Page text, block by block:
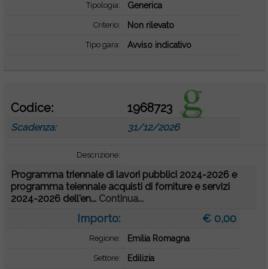
Tipologia: Generica
Criterio: Non rilevato
Tipo gara: Avviso indicativo
Codice: 1968723
Scadenza: 31/12/2026
Descrizione:
Programma triennale di lavori pubblici 2024-2026 e
programma teiennale acquisti di forniture e servizi
2024-2026 dell'en... Continua...
Importo: € 0,00
Regione: Emilia Romagna
Settore: Edilizia